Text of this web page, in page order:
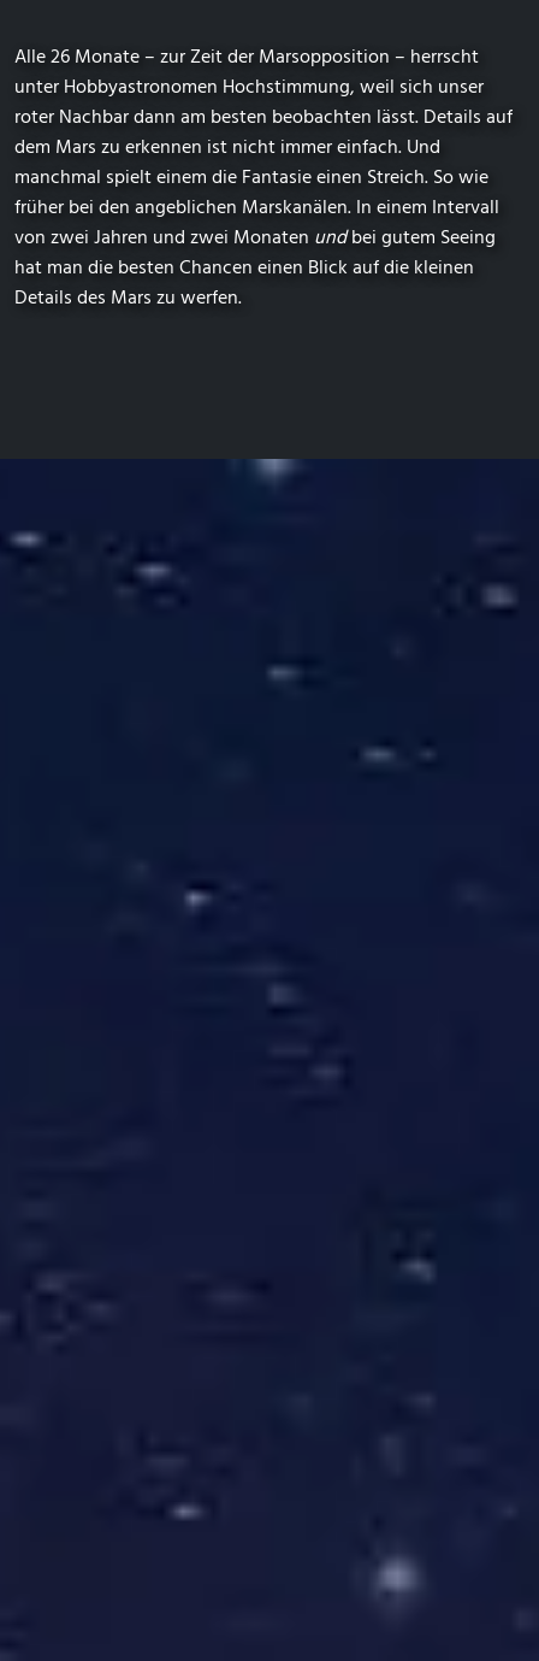
Alle 26 Monate – zur Zeit der Marsopposition – herrscht
unter Hobbyastronomen Hochstimmung, weil sich unser
roter Nachbar dann am besten beobachten lässt. Details auf
dem Mars zu erkennen ist nicht immer einfach. Und
manchmal spielt einem die Fantasie einen Streich. So wie
früher bei den angeblichen Marskanälen. In einem Intervall
von zwei Jahren und zwei Monaten undbei gutem Seeing
hat man die besten Chancen einen Blick auf die kleinen
Details des Mars zu werfen.